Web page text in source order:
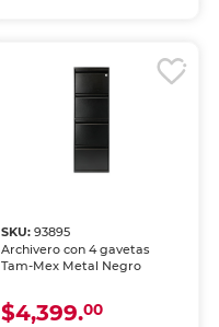
SKU: 93895
Archivero con 4 gavetas
Tam-Mex Metal Negro
$4,399.00